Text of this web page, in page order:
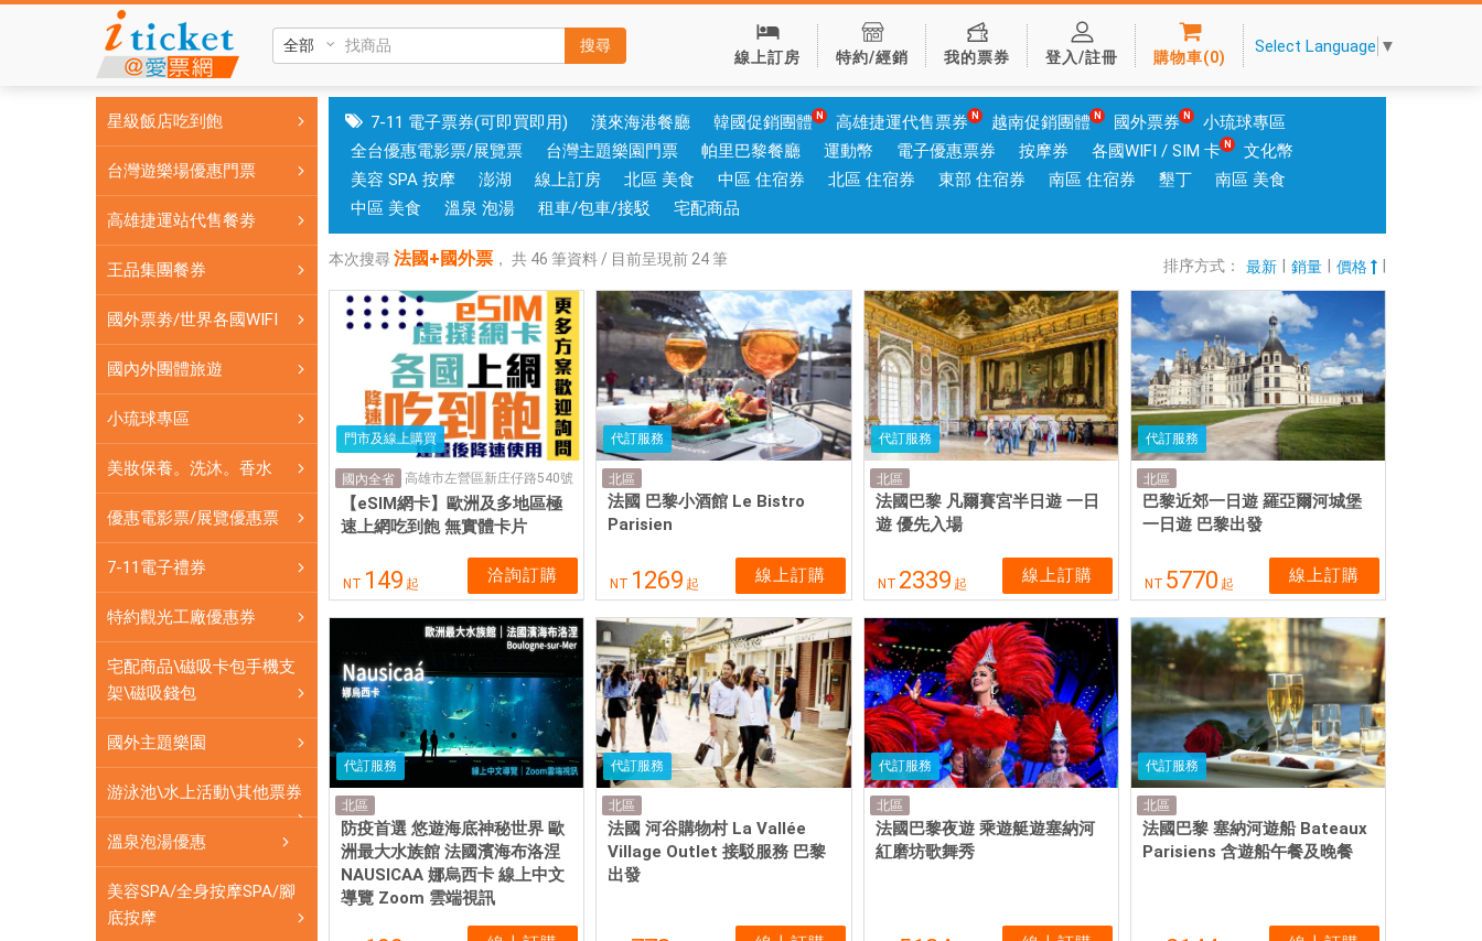
外
中
和
高
實
體
市，
券
可
即
買
搜尋
線上訂房 特約/經銷 我的票券 登入/註冊 購物車(0)
Select Language ▼
星級飯店吃到飽
台灣遊樂場優惠門票
高雄捷運站代售餐劵
王品集團餐券
國外票劵/世界各國WIFI
國內外團體旅遊
小琉球專區
美妝保養。洗沐。香水
優惠電影票/展覽優惠票
7-11電子禮券
特約觀光工廠優惠券
宅配商品\磁吸卡包手機支
架\磁吸錢包
國外主題樂園
游泳池\水上活動\其他票券
溫泉泡湯優惠
美容SPA/全身按摩SPA/腳
底按摩
7-11 電子票券(可即買即用) 漢來海港餐廳 韓國促銷團體 高雄捷運代售票券 越南促銷團體 國外票券
小琉球專區
全台優惠電影票/展覽票
台灣主題樂園門票 帕里巴黎餐廳 運動幣 電子優惠票券 按摩券 各國WIFI / SIM 卡
文化幣
美容 SPA 按摩
澎湖 線上訂房 北區 美食 中區 住宿券 北區 住宿券 東部 住宿券 南區 住宿券 墾丁
南區 美食
中區 美食
溫泉 泡湯 租車/包車/接駁 宅配商品
本次搜尋 法國+國外票 ， 共 46 筆資料 / 目前呈現前 24 筆 排序方式： 最新 銷量 價格
門市及線上購買
國內全省 高雄市左營區新庄仔路540號
【eSIM網卡】歐洲及多地區極
速上網吃到飽 無實體卡片
NT 149 起 洽詢訂購
代訂服務
北區
法國 巴黎小酒館 Le Bistro
Parisien
NT 1269 起 線上訂購
代訂服務
北區
法國巴黎 凡爾賽宮半日遊 一日
遊 優先入場
NT 2339 起 線上訂購
代訂服務
北區
巴黎近郊一日遊 羅亞爾河城堡
一日遊 巴黎出發
NT 5770 起 線上訂購
代訂服務
北區
防疫首選 悠遊海底神秘世界 歐
洲最大水族館 法國濱海布洛涅
NAUSICAA 娜烏西卡 線上中文
導覽 Zoom 雲端視訊
代訂服務
北區
法國 河谷購物村 La Vallée
Village Outlet 接駁服務 巴黎
出發
代訂服務
北區
法國巴黎夜遊 乘遊艇遊塞納河
紅磨坊歌舞秀
代訂服務
北區
法國巴黎 塞納河遊船 Bateaux
Parisiens 含遊船午餐及晚餐